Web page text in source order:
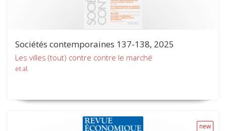
Sociétés contemporaines 137-138, 2025
Les villes (tout) contre contre le marché
et al.
new